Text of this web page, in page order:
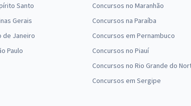
Santo
Gerais
de Janeiro
Paulo
Concursos no Maranhão
Concursos na Paraíba
Concursos em Pernambuco
Concursos no Piauí
Concursos no Rio Grande do
Concursos em Sergipe